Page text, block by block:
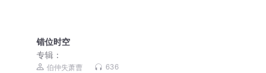
错位时空
专辑：
伯仲失萧曹 636